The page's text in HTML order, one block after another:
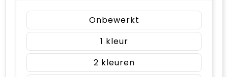
Onbewerkt
1
2